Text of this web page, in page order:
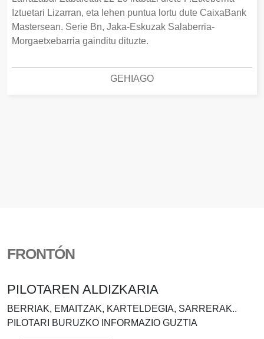
Iztuetari Lizarran, eta lehen puntua lortu dute CaixaBank
Mastersean. Serie Bn, Jaka-Eskuzak Salaberria-
Morgaetxebarria gainditu dituzte.
GEHIAGO
FRONTÓN
PILOTAREN ALDIZKARIA
BERRIAK, EMAITZAK, KARTELDEGIA, SARRERAK..
PILOTARI BURUZKO INFORMAZIO GUZTIA